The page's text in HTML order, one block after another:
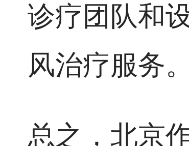
诊疗团队和
风治疗服务。
总之，北京